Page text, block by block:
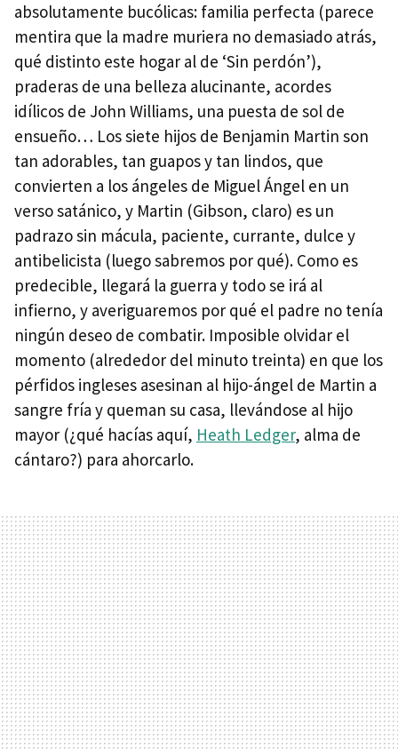
absolutamente bucólicas: familia perfecta (parece
mentira que la madre muriera no demasiado atrás,
qué distinto este hogar al de ‘Sin perdón’),
praderas de una belleza alucinante, acordes
idílicos de John Williams, una puesta de sol de
ensueño… Los siete hijos de Benjamin Martin son
tan adorables, tan guapos y tan lindos, que
convierten a los ángeles de Miguel Ángel en un
verso satánico, y Martin (Gibson, claro) es un
padrazo sin mácula, paciente, currante, dulce y
antibelicista (luego sabremos por qué). Como es
predecible, llegará la guerra y todo se irá al
infierno, y averiguaremos por qué el padre no tenía
ningún deseo de combatir. Imposible olvidar el
momento (alrededor del minuto treinta) en que los
pérfidos ingleses asesinan al hijo-ángel de Martin a
sangre fría y queman su casa, llevándose al hijo
mayor (¿qué hacías aquí, Heath Ledger, alma de
cántaro?) para ahorcarlo.